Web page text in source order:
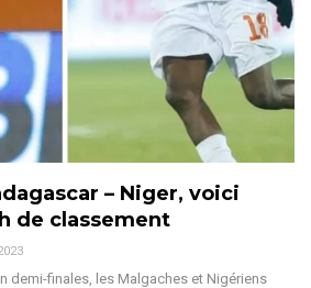
– Niger, voici
de classement
demi-finales, les Malgaches et Nigériens